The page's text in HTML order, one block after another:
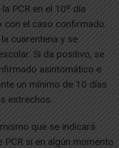
PCR en el 10º día
con el caso confirmado.
cuarentena y se
Si da positivo, se
asintomático e
un mínimo de 10 días
estrechos.
que se indicará
si en algún momento